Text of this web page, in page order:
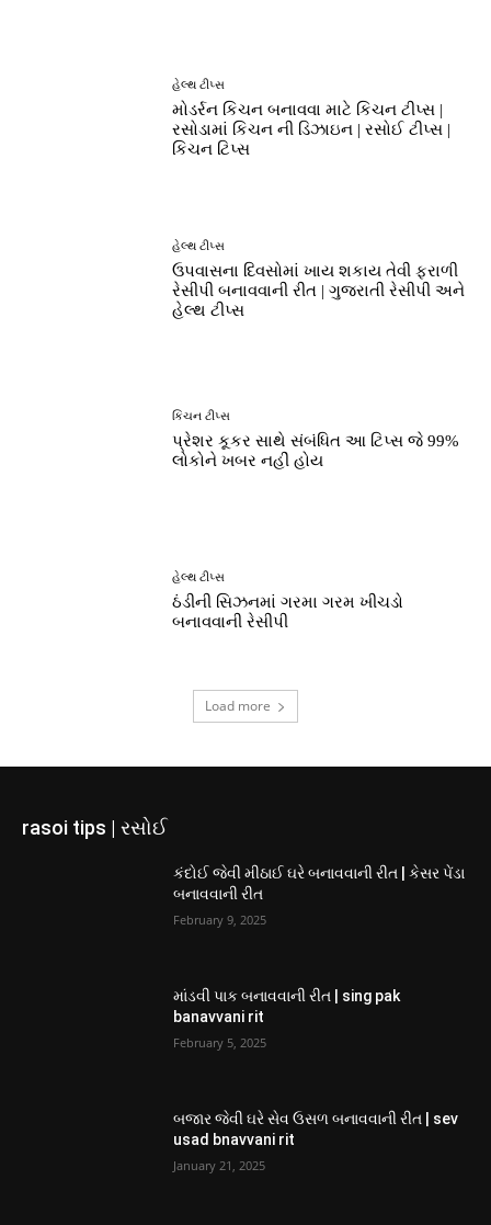
હેલ્થ ટીપ્સ
મોડર્રન કિચન બનાવવા માટે કિચન ટીપ્સ |
રસોડામાં કિચન ની ડિઝાઇન | રસોઈ ટીપ્સ |
કિચન ટિપ્સ
હેલ્થ ટીપ્સ
ઉપવાસના દિવસોમાં ખાય શકાય તેવી ફરાળી
રેસીપી બનાવવાની રીત | ગુજરાતી રેસીપી અને
હેલ્થ ટીપ્સ
કિચન ટીપ્સ
પ્રેશર કૂકર સાથે સંબંધિત આ ટિપ્સ જે 99%
લોકોને ખબર નહીં હોય
હેલ્થ ટીપ્સ
ઠંડીની સિઝનમાં ગરમા ગરમ ખીચડો
બનાવવાની રેસીપી
Load more
rasoi tips | રસોઈ
કંદોઈ જેવી મીઠાઈ ઘરે બનાવવાની રીત | કેસર પેંડા
બનાવવાની રીત
February 9, 2025
માંડવી પાક બનાવવાની રીત | sing pak
banavvani rit
February 5, 2025
બજાર જેવી ઘરે સેવ ઉસળ બનાવવાની રીત | sev
usad bnavvani rit
January 21, 2025